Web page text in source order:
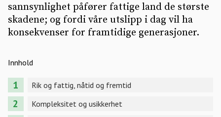
sannsynlighet påfører fattige land de største
skadene; og fordi våre utslipp i dag vil ha
konsekvenser for framtidige generasjoner.
Innhold
Rik og fattig, nåtid og fremtid
Kompleksitet og usikkerhet